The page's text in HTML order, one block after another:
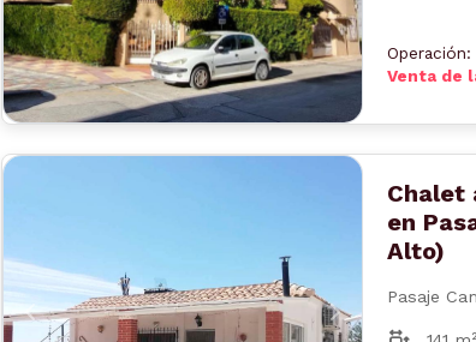
Operación:
Venta de
Anterior Siguiente
Chalet
en
Alto)
Pasaje